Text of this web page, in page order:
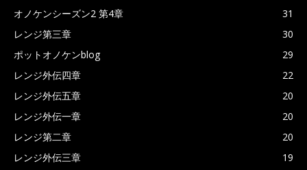
オノケンシーズン2 第4章
31
レンジ第三章
30
ポットオノケンblog
29
レンジ外伝四章
22
レンジ外伝五章
20
レンジ外伝一章
20
レンジ第二章
20
レンジ外伝三章
19